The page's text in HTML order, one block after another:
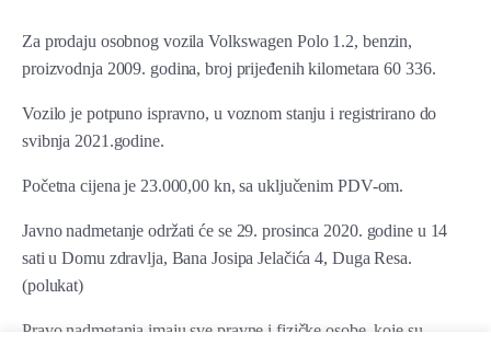
Za prodaju osobnog vozila Volkswagen Polo 1.2, benzin,
proizvodnja 2009. godina, broj prijeđenih kilometara 60 336.
Vozilo je potpuno ispravno, u voznom stanju i registrirano do
svibnja 2021.godine.
Početna cijena je 23.000,00 kn, sa uključenim PDV-om.
Javno nadmetanje održati će se 29. prosinca 2020. godine u 14
sati u Domu zdravlja, Bana Josipa Jelačića 4, Duga Resa.
(polukat)
Pravo nadmetanja imaju sve pravne i fizičke osobe, koje su